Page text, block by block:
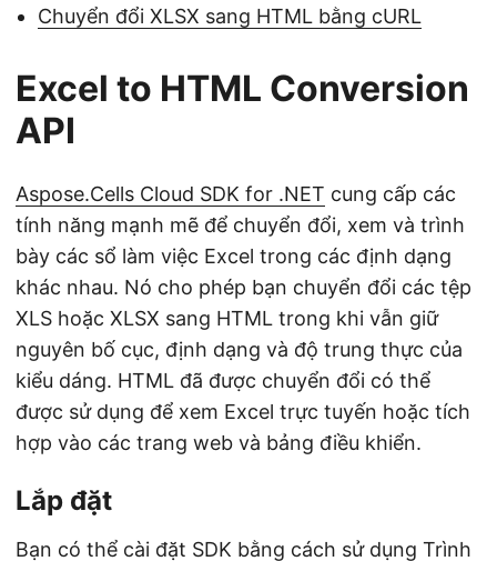
Chuyển đổi XLSX sang HTML bằng cURL
Excel to HTML Conversion
API
Aspose.Cells Cloud SDK for .NET cung cấp các
tính năng mạnh mẽ để chuyển đổi, xem và trình
bày các sổ làm việc Excel trong các định dạng
khác nhau. Nó cho phép bạn chuyển đổi các tệp
XLS hoặc XLSX sang HTML trong khi vẫn giữ
nguyên bố cục, định dạng và độ trung thực của
kiểu dáng. HTML đã được chuyển đổi có thể
được sử dụng để xem Excel trực tuyến hoặc tích
hợp vào các trang web và bảng điều khiển.
Lắp đặt
Bạn có thể cài đặt SDK bằng cách sử dụng Trình